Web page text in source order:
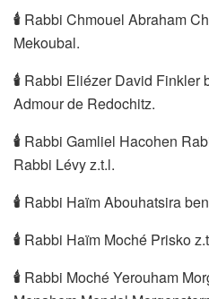
🕯 Rabbi Chmouel Abraham
Mekoubal.
🕯 Rabbi Eliézer David Finkler
Admour de Redochitz.
🕯 Rabbi Gamliel Hacohen
Rabbi Lévy z.t.l.
🕯 Rabbi Haïm Abouhatsira
🕯 Rabbi Haïm Moché Prisko
🕯 Rabbi Moché Yerouham